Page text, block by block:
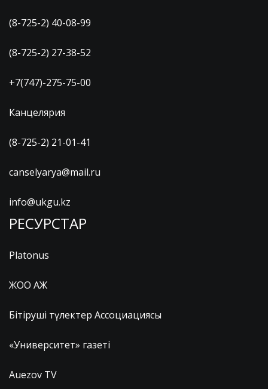
(8-725-2) 40-08-99
(8-725-2) 27-38-52
+7(747)-275-75-00
Канцелярия
(8-725-2) 21-01-41
canselyarya@mail.ru
info@ukgu.kz
РЕСУРСТАР
Platonus
ЖОО АЖ
Бітіруші түлектер Ассоциациясы
«Университет» газеті
Auezov TV